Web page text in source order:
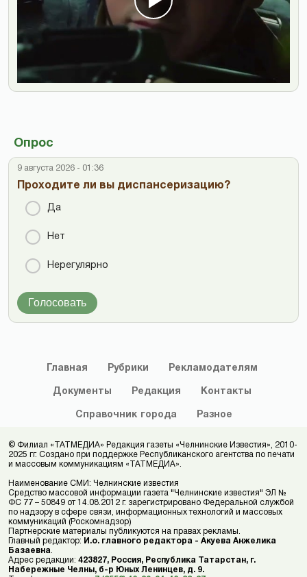
Опрос
9 августа 2026 - 01:36
Проходите ли вы диспансеризацию?
Да
Нет
Нерегулярно
Голосовать
Главная Рубрики Рекламодателям
Документы Редакция Контакты
Справочник города Разное
© Филиал «ТАТМЕДИА» Редакция газеты «Челнинские Известия», 2010-
2025 гг. Создано при поддержке Республиканского агентства по печати
и массовым коммуникациям «ТАТМЕДИА».
Наименование СМИ: Челнинские известия
Средство массовой информации газета "Челнинские известия" ЭЛ №
ФС 77 – 50849 от 14.08.2012 г. зарегистрировано Федеральной службой
по надзору в сфере связи, информационных технологий и массовых
коммуникаций (Роскомнадзор)
Партнерские материалы публикуются на правах рекламы.
Главный редактор: И.о. главного редактора - Акуева Анжелика
Базаевна
Адрес редакции: 423827, Россия, Республика Татарстан, г.
Набережные Челны, б-р Юных Ленинцев, д. 9.